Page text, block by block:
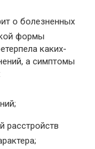
о болезненных
формы
каких-
а симптомы
расстройств